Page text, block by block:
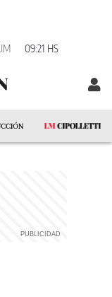
09:21 HS